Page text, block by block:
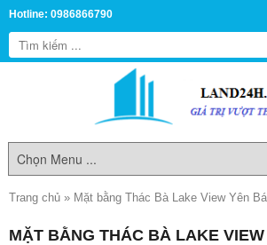
Hotline: 0986866790
Trang chủ » Mặt bằng Thác Bà Lake View Yên
MẶT BẰNG THÁC BÀ LAKE